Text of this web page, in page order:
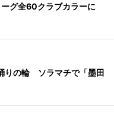
グ全60クラブカラーに
りの輪 ソラマチで「墨田